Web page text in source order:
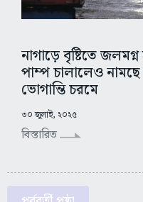
নাগাড়ে বৃষ্টিতে
পাম্প চালালেও
ভোগান্তি চরমে
৩০ জুলাই, ২০২৫
বিস্তারিত